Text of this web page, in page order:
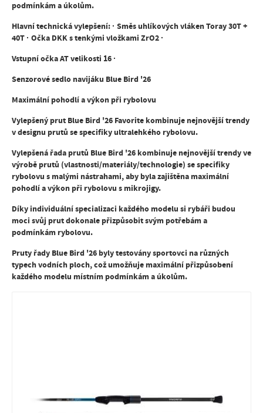
podmínkám a úkolům.
Hlavní technická vylepšení: · Směs uhlíkových vláken Toray 30T +
40T · Očka DKK s tenkými vložkami ZrO2 ·
Vstupní očka AT velikosti 16 ·
Senzorové sedlo navijáku Blue Bird '26
Maximální pohodlí a výkon při rybolovu
Vylepšený prut Blue Bird '26 Favorite kombinuje nejnovější trendy
v designu prutů se specifiky ultralehkého rybolovu.
Vylepšená řada prutů Blue Bird '26 kombinuje nejnovější trendy ve
výrobě prutů (vlastnosti/materiály/technologie) se specifiky
rybolovu s malými nástrahami, aby byla zajištěna maximální
pohodlí a výkon při rybolovu s mikrojigy.
Díky individuální specializaci každého modelu si rybáři budou
moci svůj prut dokonale přizpůsobit svým potřebám a
podmínkám rybolovu.
Pruty řady Blue Bird '26 byly testovány sportovci na různých
typech vodních ploch, což umožňuje maximální přizpůsobení
každého modelu místním podmínkám a úkolům.